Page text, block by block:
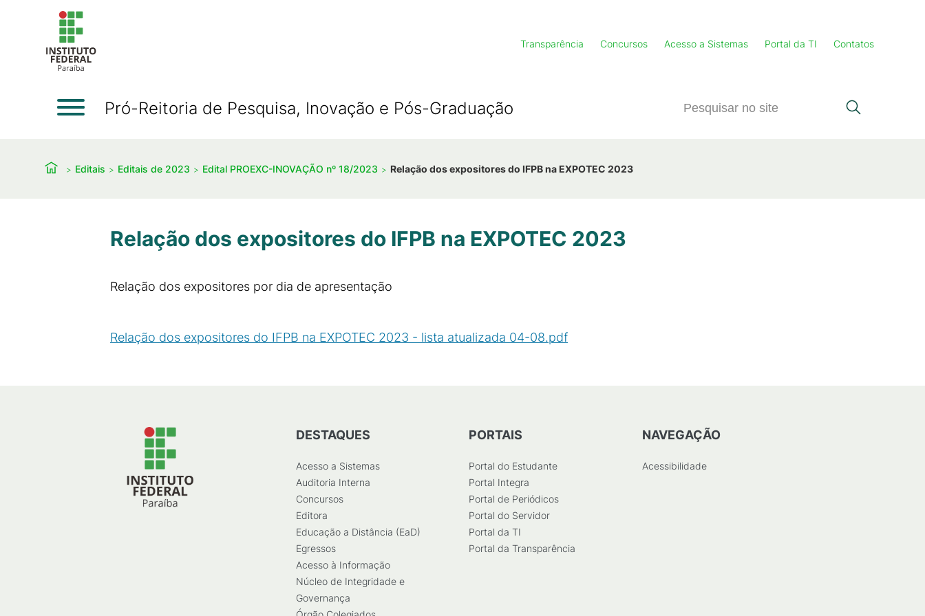
Transparência Concursos Acesso a Sistemas Portal da TI Contatos
Pró-Reitoria de Pesquisa, Inovação e Pós-Graduação
Editais Editais de 2023 Edital PROEXC-INOVAÇÃO nº 18/2023 Relação dos expositores do IFPB na EXPOTEC 2023
Relação dos expositores do IFPB na EXPOTEC 2023
Relação dos expositores por dia de apresentação
Relação dos expositores do IFPB na EXPOTEC 2023 - lista atualizada 04-08.pdf
DESTAQUES
Acesso a Sistemas
Auditoria Interna
Concursos
Editora
Educação a Distância (EaD)
Egressos
Acesso à Informação
Núcleo de Integridade e
Governança
PORTAIS
Portal do Estudante
Portal Integra
Portal de Periódicos
Portal do Servidor
Portal da TI
Portal da Transparência
NAVEGAÇÃO
Acessibilidade